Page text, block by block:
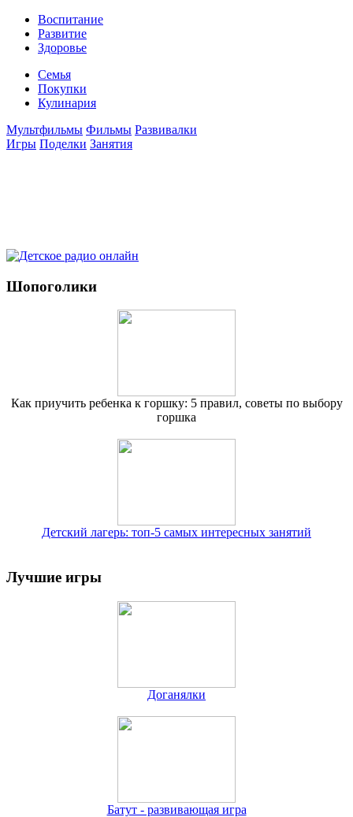
Воспитание
Развитие
Здоровье
Семья
Покупки
Кулинария
Мультфильмы Фильмы Развивалки
Игры Поделки Занятия
Шопоголики
Как приучить ребенка к горшку: 5 правил, советы по выбору
горшка
Детский лагерь: топ-5 самых интересных занятий
Лучшие игры
Доганялки
Батут - развивающая игра